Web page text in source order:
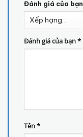
Đánh giá của bạn
Đánh giá của bạn*
Tên*